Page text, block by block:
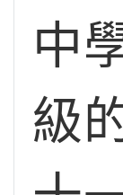
中
級